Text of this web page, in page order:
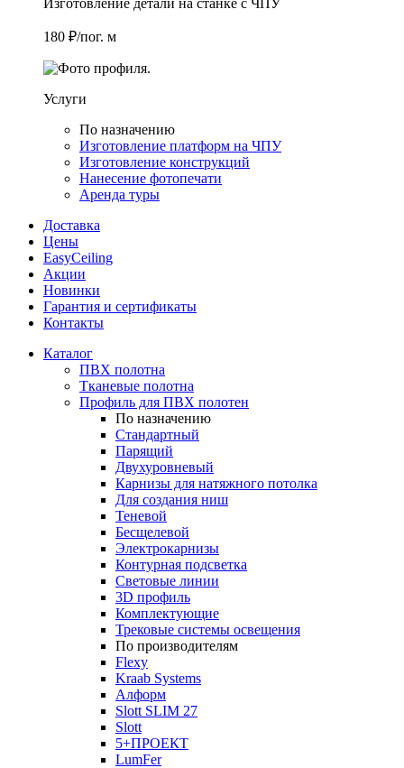
Изготовление детали на станке с ЧПУ
180 ₽/пог. м
Услуги
По назначению
Изготовление платформ на ЧПУ
Изготовление конструкций
Нанесение фотопечати
Аренда туры
Доставка
Цены
EasyCeiling
Акции
Новинки
Гарантия и сертификаты
Контакты
Каталог
ПВХ полотна
Тканевые полотна
Профиль для ПВХ полотен
По назначению
Стандартный
Парящий
Двухуровневый
Карнизы для натяжного потолка
Для создания ниш
Теневой
Бесщелевой
Электрокарнизы
Контурная подсветка
Световые линии
3D профиль
Комплектующие
Трековые системы освещения
По производителям
Flexy
Kraab Systems
Алформ
Slott SLIM 27
Slott
5+ПРОЕКТ
LumFer